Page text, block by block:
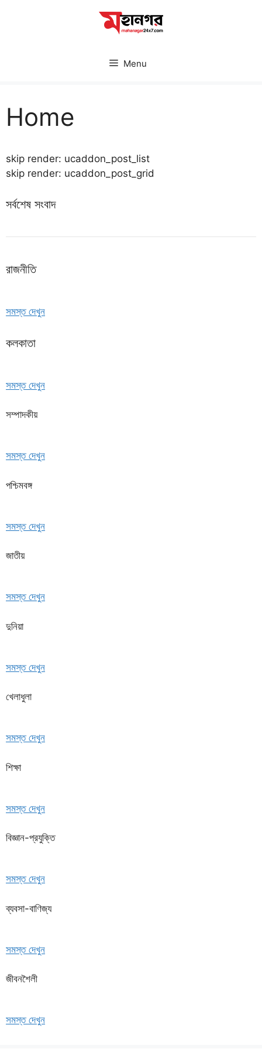
Menu
Home
skip render: ucaddon_post_list
skip render: ucaddon_post_grid
সর্বশেষ সংবাদ
রাজনীতি
সমস্ত দেখুন
কলকাতা
সমস্ত দেখুন
সম্পাদকীয়
সমস্ত দেখুন
পশ্চিমবঙ্গ
সমস্ত দেখুন
জাতীয়
সমস্ত দেখুন
দুনিয়া
সমস্ত দেখুন
খেলাধুলা
সমস্ত দেখুন
শিক্ষা
সমস্ত দেখুন
বিজ্ঞান-প্রযুক্তি
সমস্ত দেখুন
ব্যবসা-বাণিজ্য
সমস্ত দেখুন
জীবনশৈলী
সমস্ত দেখুন